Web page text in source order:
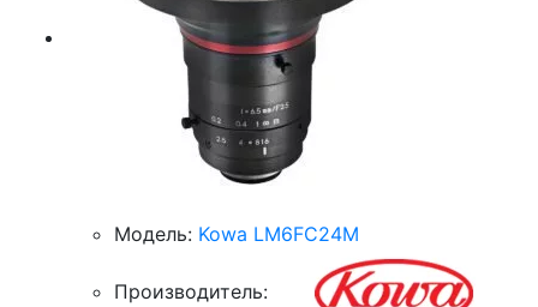
Модель: Kowa LM6FC24M
Производитель: